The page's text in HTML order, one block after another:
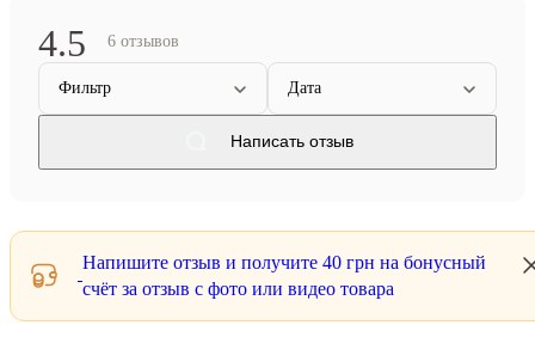
4.5 6 отзывов
Фильтр Дата
Написать отзыв
Напишите отзыв и получите 40 грн на бонусный
счёт за отзыв с фото или видео товара